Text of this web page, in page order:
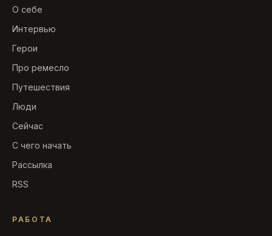
О себе
Интервью
Герои
Про ремесло
Путешествия
Люди
Сейчас
С чего начать
Рассылка
RSS
РАБОТА